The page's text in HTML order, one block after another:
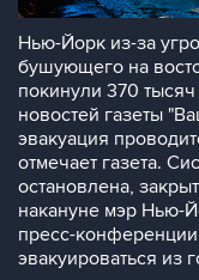
Нью-Йорк из-за
бушующего на
покинули 370
новостей газеты
эвакуация
отмечает газета.
остановлена,
накануне мэр Нью-
пресс-
эвакуироваться из